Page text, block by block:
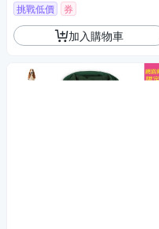
挑戰低價 券
加入購物車